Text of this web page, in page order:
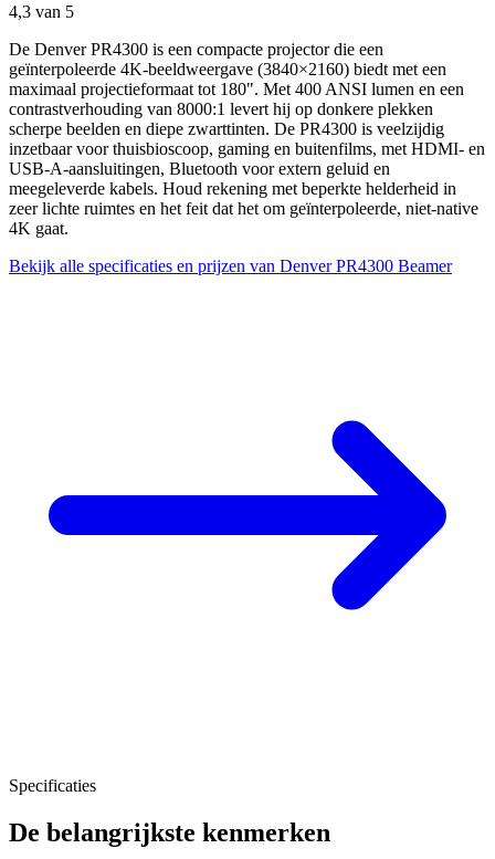
4,3 van 5
De Denver PR4300 is een compacte projector die een
geïnterpoleerde 4K-beeldweergave (3840×2160) biedt met een
maximaal projectieformaat tot 180". Met 400 ANSI lumen en een
contrastverhouding van 8000:1 levert hij op donkere plekken
scherpe beelden en diepe zwarttinten. De PR4300 is veelzijdig
inzetbaar voor thuisbioscoop, gaming en buitenfilms, met HDMI- en
USB-A-aansluitingen, Bluetooth voor extern geluid en
meegeleverde kabels. Houd rekening met beperkte helderheid in
zeer lichte ruimtes en het feit dat het om geïnterpoleerde, niet-native
4K gaat.
Bekijk alle specificaties en prijzen van Denver PR4300 Beamer
Specificaties
De belangrijkste kenmerken